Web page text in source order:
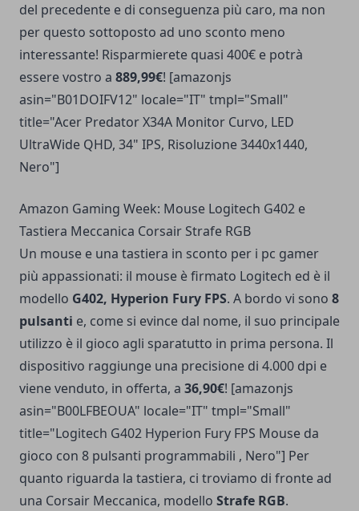
del precedente e di conseguenza più caro, ma non
per questo sottoposto ad uno sconto meno
interessante! Risparmierete quasi 400€ e potrà
essere vostro a 889,99€! [amazonjs
asin="B01DOIFV12" locale="IT" tmpl="Small"
title="Acer Predator X34A Monitor Curvo, LED
UltraWide QHD, 34" IPS, Risoluzione 3440x1440,
Nero"]
Amazon Gaming Week: Mouse Logitech G402 e
Tastiera Meccanica Corsair Strafe RGB
Un mouse e una tastiera in sconto per i pc gamer
più appassionati: il mouse è firmato Logitech ed è il
modello G402, Hyperion Fury FPS. A bordo vi sono 8
pulsanti e, come si evince dal nome, il suo principale
utilizzo è il gioco agli sparatutto in prima persona. Il
dispositivo raggiunge una precisione di 4.000 dpi e
viene venduto, in offerta, a 36,90€! [amazonjs
asin="B00LFBEOUA" locale="IT" tmpl="Small"
title="Logitech G402 Hyperion Fury FPS Mouse da
gioco con 8 pulsanti programmabili , Nero"] Per
quanto riguarda la tastiera, ci troviamo di fronte ad
una Corsair Meccanica, modello Strafe RGB.